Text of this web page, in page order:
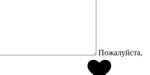
Пожалуйста,